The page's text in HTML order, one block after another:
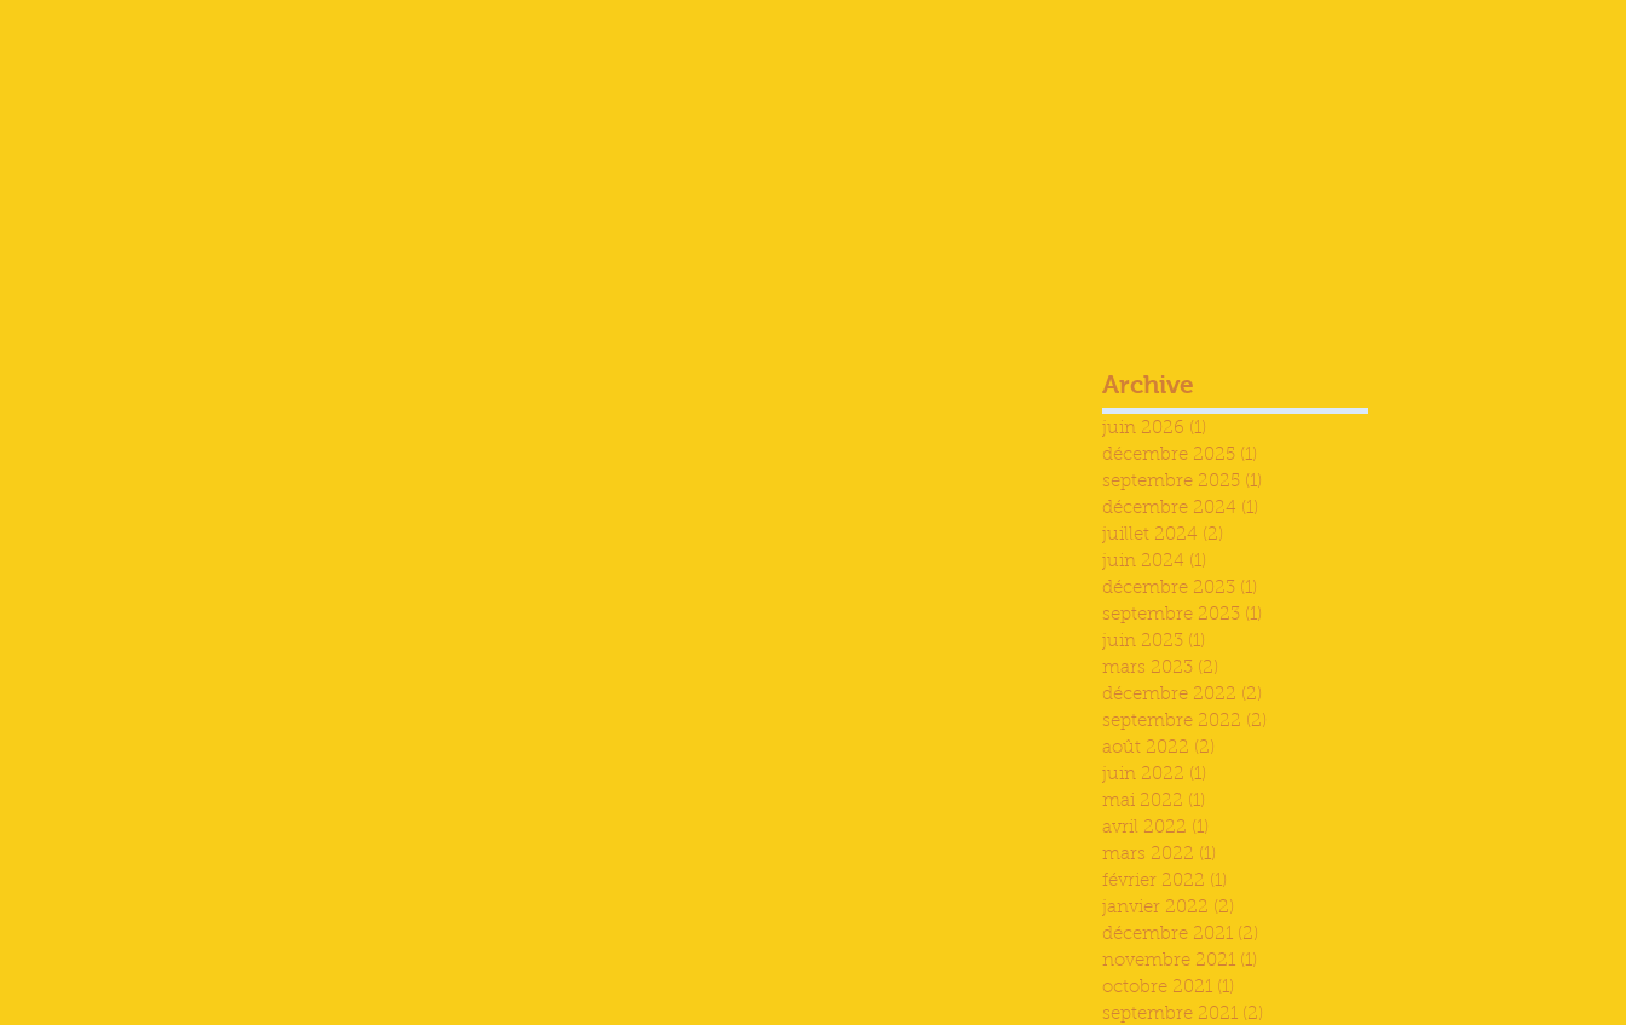
Archive
juin 2026 (1)
décembre 2025 (1)
septembre 2025 (1)
décembre 2024 (1)
juillet 2024 (2)
juin 2024 (1)
décembre 2023 (1)
septembre 2023 (1)
juin 2023 (1)
mars 2023 (2)
décembre 2022 (2)
septembre 2022 (2)
août 2022 (2)
juin 2022 (1)
mai 2022 (1)
avril 2022 (1)
mars 2022 (1)
février 2022 (1)
janvier 2022 (2)
décembre 2021 (2)
novembre 2021 (1)
octobre 2021 (1)
septembre 2021 (2)